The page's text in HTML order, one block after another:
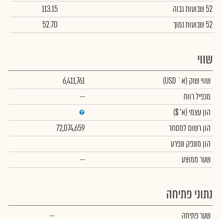
52 שבועות גבוה
113.15
52 שבועות נמוך
52.70
שווי
שווי שוק (א` USD)
6,411,761
מכפיל רווח
--
הון עצמי (א' $)
הון רשום למסחר
72,074,659
הון מונפק ונפרע
שער ממוצע
--
נתוני פתיחה
שער פתיחה --